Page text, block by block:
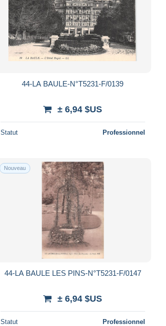
44-LA BAULE-N°T5231-F/0139
± 6,94 $US
Statut Professionnel
Nouveau
44-LA BAULE LES PINS-N°T5231-F/0147
± 6,94 $US
Statut Professionnel